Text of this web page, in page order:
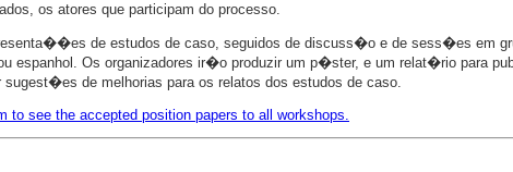
os atores que participam do processo.
de estudos de caso, seguidos de discuss�o e de sess�es em
espanhol. Os organizadores ir�o produzir um p�ster, e um relat�rio para
de melhorias para os relatos dos estudos de caso.
to see the accepted position papers to all workshops.